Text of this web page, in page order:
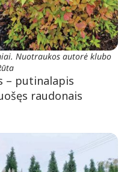
Nuotraukos autorė klubo
– putinalapis
raudonais